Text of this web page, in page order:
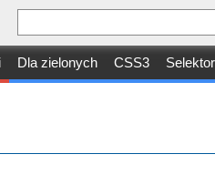
Dla zielonych CSS3